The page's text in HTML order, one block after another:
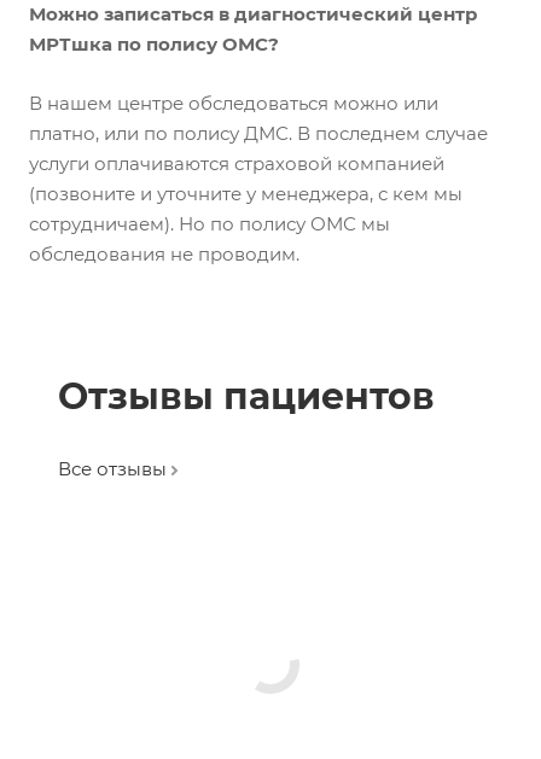
Можно записаться в диагностический центр
МРТшка по полису ОМС?
В нашем центре обследоваться можно или
платно, или по полису ДМС. В последнем случае
услуги оплачиваются страховой компанией
(позвоните и уточните у менеджера, с кем мы
сотрудничаем). Но по полису ОМС мы
обследования не проводим.
Отзывы пациентов
Все отзывы